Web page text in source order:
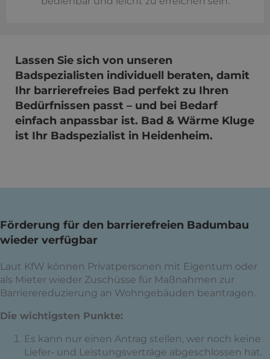
Lassen Sie sich von unseren
Badspezialisten individuell beraten, damit
Ihr barrierefreies Bad perfekt zu Ihren
Bedürfnissen passt – und bei Bedarf
einfach anpassbar ist. Bad & Wärme Kluge
ist Ihr Badspezialist in Heidenheim.
Förderung für den barrierefreien Badumbau
wieder verfügbar
Laut KfW können Privatpersonen mit Eigentum oder
als Mieter wieder Zuschüsse für Maßnahmen zur
Barrierereduzierung an Wohngebäuden beantragen.
Die wichtigsten Punkte:
Es kann nur einen Antrag stellen, wer noch keine
Liefer- und Leistungsverträge abgeschlossen hat.